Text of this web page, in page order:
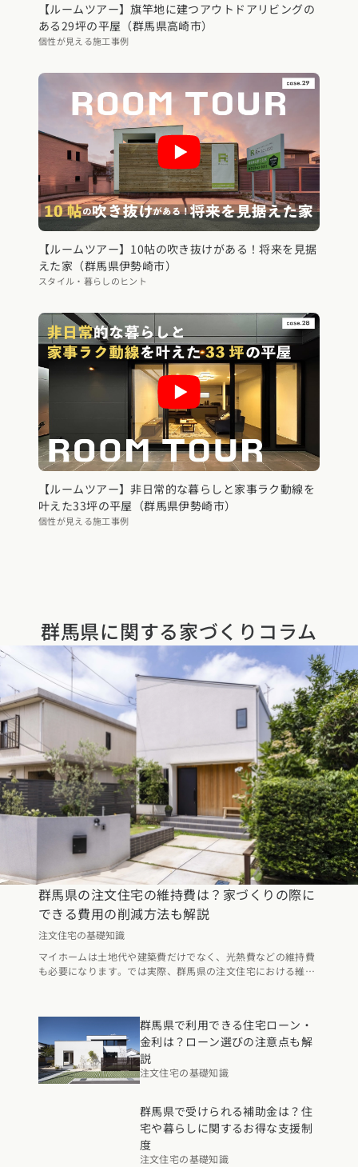
【ルームツアー】旗竿地に建つアウトドアリビングの
ある29坪の平屋（群馬県高崎市）
個性が見える施工事例
【ルームツアー】10帖の吹き抜けがある！将来を見据
えた家（群馬県伊勢崎市）
スタイル・暮らしのヒント
【ルームツアー】非日常的な暮らしと家事ラク動線を
叶えた33坪の平屋（群馬県伊勢崎市）
個性が見える施工事例
群馬県に関する家づくりコラム
群馬県の注文住宅の維持費は？家づくりの際に
できる費用の削減方法も解説
注文住宅の基礎知識
マイホームは土地代や建築費だけでなく、光熱費などの維持費
も必要になります。では実際、群馬県の注文住宅における維持
づくりのタイミングでできる維持費を抑えるコツも紹介しま
す。注文住宅を建てる際のヒントになるので、是非参考にして
みてください。
群馬県で利用できる住宅ローン・
金利は？ローン選びの注意点も解
説
注文住宅の基礎知識
群馬県で受けられる補助金は？住
宅や暮らしに関するお得な支援制
度
注文住宅の基礎知識
イベント検索 工務店無料相談